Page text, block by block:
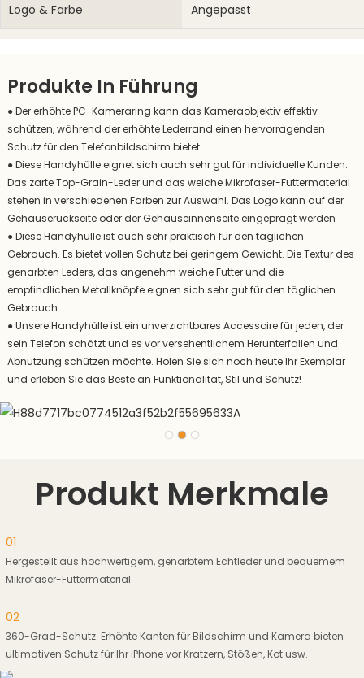
Logo & Farbe Angepasst
Produkte In Führung
● Der erhöhte PC-Kameraring kann das Kameraobjektiv effektiv
schützen, während der erhöhte Lederrand einen hervorragenden
Schutz für den Telefonbildschirm bietet
●Diese Handyhülle eignet sich auch sehr gut für individuelle Kunden.
Das zarte Top-Grain-Leder und das weiche Mikrofaser-Futtermaterial
stehen in verschiedenen Farben zur Auswahl. Das Logo kann auf der
Gehäuserückseite oder der Gehäuseinnenseite eingeprägt werden
●Diese Handyhülle ist auch sehr praktisch für den täglichen
Gebrauch. Es bietet vollen Schutz bei geringem Gewicht. Die Textur des
genarbten Leders, das angenehm weiche Futter und die
empfindlichen Metallknöpfe eignen sich sehr gut für den täglichen
Gebrauch.
●Unsere Handyhülle ist ein unverzichtbares Accessoire für jeden, der
sein Telefon schätzt und es vor versehentlichem Herunterfallen und
Abnutzung schützen möchte. Holen Sie sich noch heute Ihr Exemplar
und erleben Sie das Beste an Funktionalität, Stil und Schutz!
Produkt Merkmale
01
Hergestellt aus hochwertigem, genarbtem Echtleder und bequemem
Mikrofaser-Futtermaterial.
02
360-Grad-Schutz. Erhöhte Kanten für Bildschirm und Kamera bieten
ultimativen Schutz für Ihr iPhone vor Kratzern, Stößen, Kot usw.